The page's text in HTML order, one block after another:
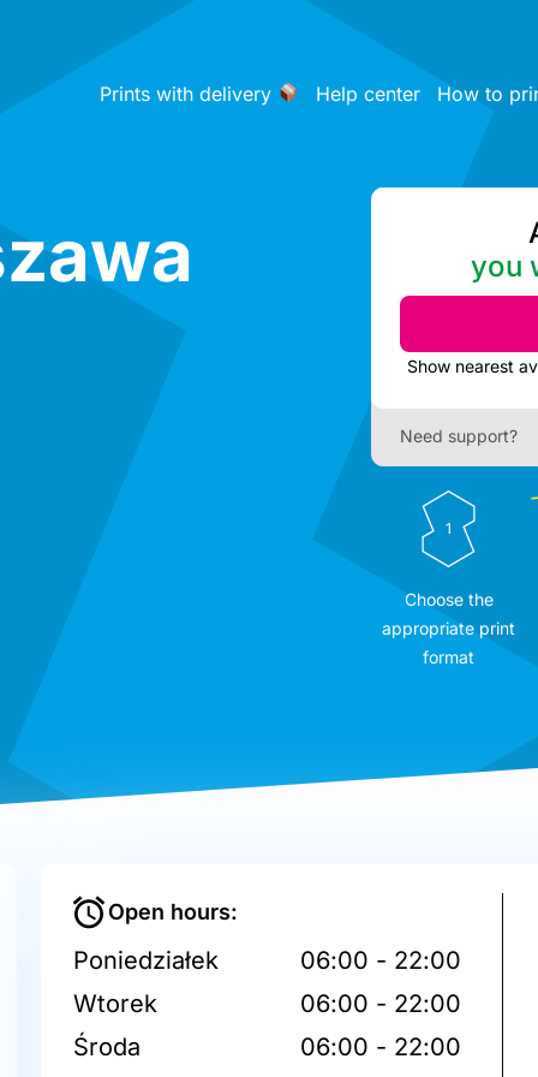
Prints with delivery Help center How to
you
Need support?
1
Choose the
appropriate print
format
Open hours:
Poniedziałek
06:00 - 22:00
Wtorek
06:00 - 22:00
Środa
06:00 - 22:00